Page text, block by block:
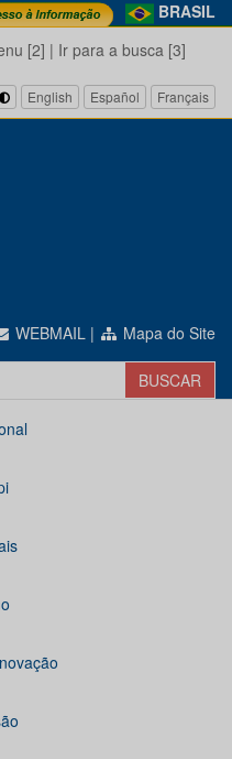
BRASIL
[2] | Ir para a busca [3]
English Español Français
WEBMAIL | Mapa do Site